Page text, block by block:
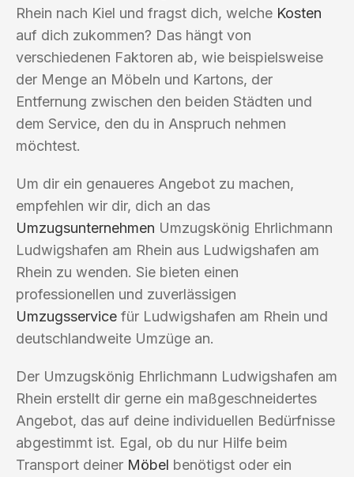
Rhein nach Kiel und fragst dich, welche Kosten
auf dich zukommen? Das hängt von
verschiedenen Faktoren ab, wie beispielsweise
der Menge an Möbeln und Kartons, der
Entfernung zwischen den beiden Städten und
dem Service, den du in Anspruch nehmen
möchtest.
Um dir ein genaueres Angebot zu machen,
empfehlen wir dir, dich an das
Umzugsunternehmen Umzugskönig Ehrlichmann
Ludwigshafen am Rhein aus Ludwigshafen am
Rhein zu wenden. Sie bieten einen
professionellen und zuverlässigen
Umzugsservice für Ludwigshafen am Rhein und
deutschlandweite Umzüge an.
Der Umzugskönig Ehrlichmann Ludwigshafen am
Rhein erstellt dir gerne ein maßgeschneidertes
Angebot, das auf deine individuellen Bedürfnisse
abgestimmt ist. Egal, ob du nur Hilfe beim
Transport deiner Möbel benötigst oder ein